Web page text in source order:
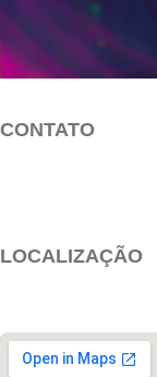
CONTATO
LOCALIZAÇÃO